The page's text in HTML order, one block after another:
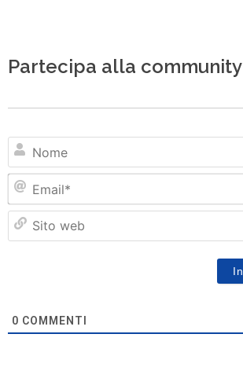
Partecipa alla community
0 COMMENTI